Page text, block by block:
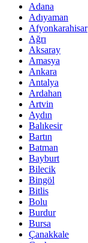
Adana
Adıyaman
Afyonkarahisar
Ağrı
Aksaray
Amasya
Ankara
Antalya
Ardahan
Artvin
Aydın
Balıkesir
Bartın
Batman
Bayburt
Bilecik
Bingöl
Bitlis
Bolu
Burdur
Bursa
Çanakkale